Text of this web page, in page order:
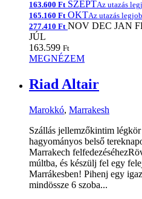
163.600 Ft SZEPTAz utazás
165.160 Ft OKTAz utazás
277.410 Ft NOV DEC JAN
JÚL
163.599 Ft
MEGNÉZEM
Riad Altair
Marokkó, Marrakesh
Szállás jellemzőkintim
hagyományos belső
Marrakech
múltba, és készülj fel egy
Marrákesben! Pihenj egy
mindössze 6 szoba...